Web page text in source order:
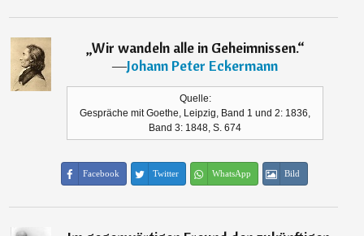
„Wir wandeln alle in Geheimnissen.“
―Johann Peter Eckermann
Quelle:
Gespräche mit Goethe, Leipzig, Band 1 und 2: 1836,
Band 3: 1848, S. 674
Facebook Twitter WhatsApp Bild